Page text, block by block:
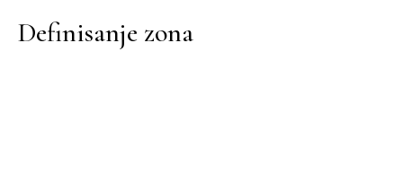
Definisanje zona